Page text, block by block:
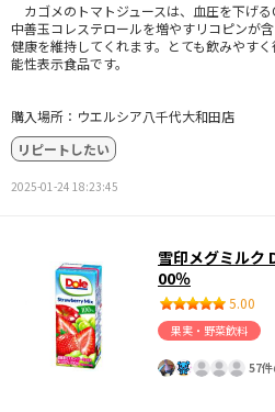
カゴメのトマトジュースは、血圧を下げる
中善玉コレステロールを増やすリコピンが含
健康を維持してくれます。とても飲みやす
能性表示食品です。
購入場所：ウエルシア八千代大和田店
リピートしたい
2025-01-24 18:23:45
雪印メグミルク
00％
5.00
果実・野菜飲料
57件